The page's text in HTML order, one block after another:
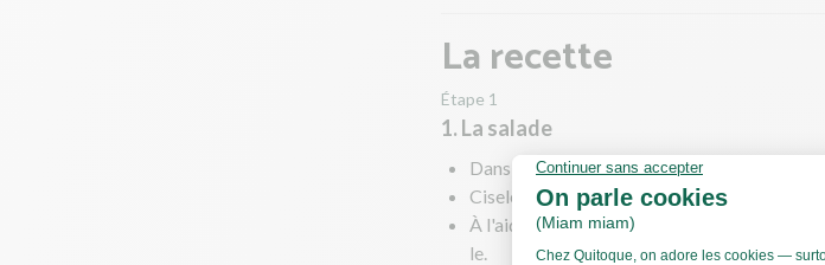
La recette
Étape 1
1. La salade
Dans un saladier, déposez les ingrédients
Ciselez (dés) l'échalote.
À l'aide d'une râpe, prélevez les zestes du
le.